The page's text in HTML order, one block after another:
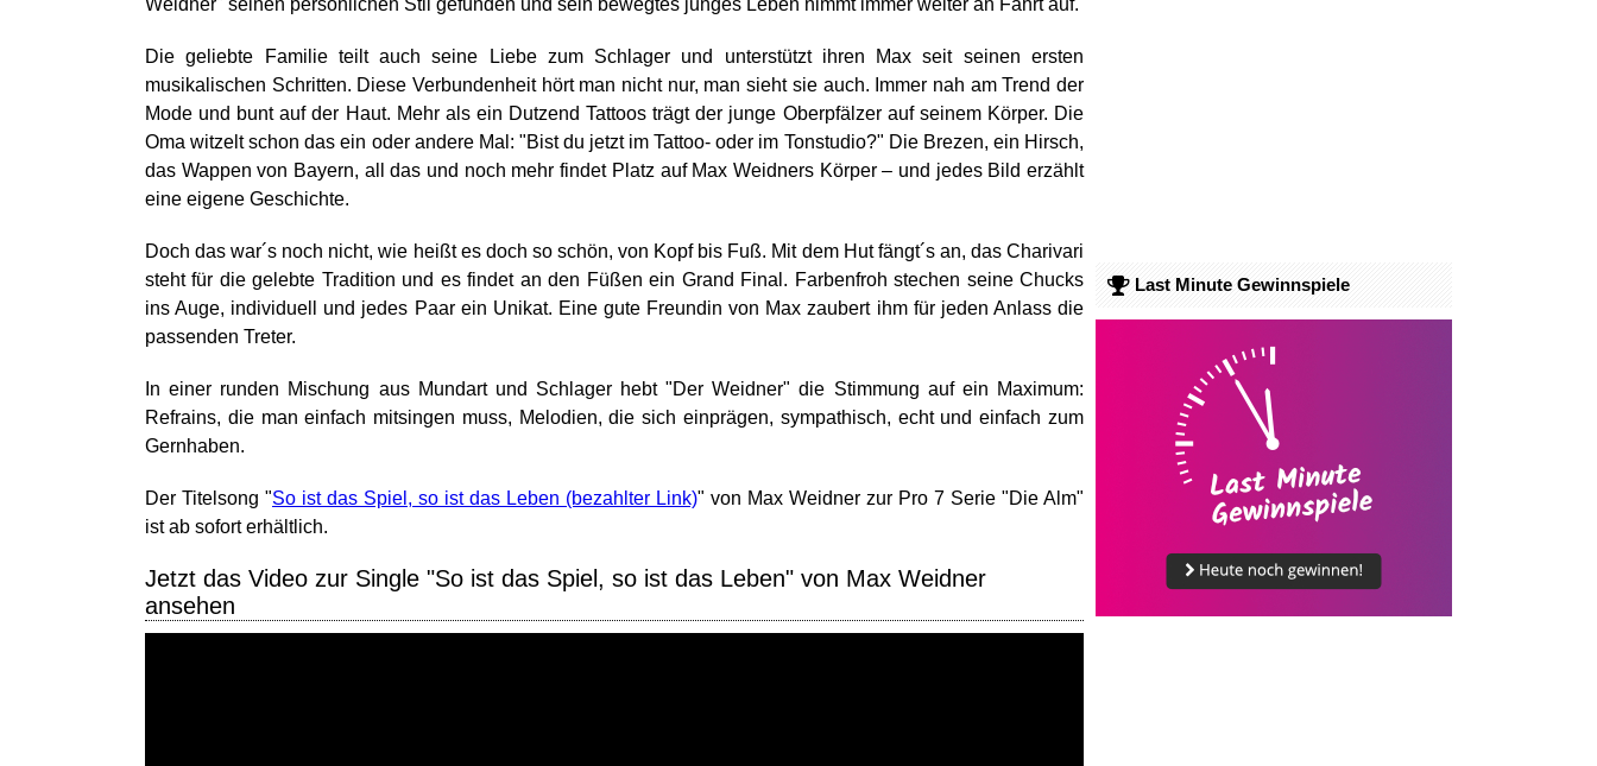
Die geliebte Familie teilt auch seine Liebe zum Schlager und unterstützt ihren Max seit seinen ersten
musikalischen Schritten. Diese Verbundenheit hört man nicht nur, man sieht sie auch. Immer nah am Trend der
Mode und bunt auf der Haut. Mehr als ein Dutzend Tattoos trägt der junge Oberpfälzer auf seinem Körper. Die
Oma witzelt schon das ein oder andere Mal: "Bist du jetzt im Tattoo- oder im Tonstudio?" Die Brezen, ein Hirsch,
das Wappen von Bayern, all das und noch mehr findet Platz auf Max Weidners Körper – und jedes Bild erzählt
eine eigene Geschichte.
Doch das war´s noch nicht, wie heißt es doch so schön, von Kopf bis Fuß. Mit dem Hut fängt´s an, das Charivari
steht für die gelebte Tradition und es findet an den Füßen ein Grand Final. Farbenfroh stechen seine Chucks
ins Auge, individuell und jedes Paar ein Unikat. Eine gute Freundin von Max zaubert ihm für jeden Anlass die
passenden Treter.
In einer runden Mischung aus Mundart und Schlager hebt "Der Weidner" die Stimmung auf ein Maximum:
Refrains, die man einfach mitsingen muss, Melodien, die sich einprägen, sympathisch, echt und einfach zum
Gernhaben.
Der Titelsong "So ist das Spiel, so ist das Leben
" von Max Weidner zur Pro 7 Serie "Die Alm"
ist ab sofort erhältlich.
Jetzt das Video zur Single "So ist das Spiel, so ist das Leben" von Max Weidner
ansehen
Last Minute Gewinnspiele